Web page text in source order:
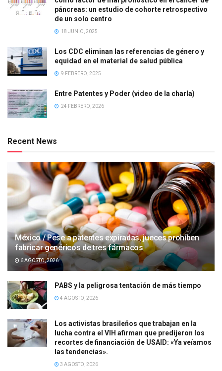
páncreas: un estudio de cohorte retrospectivo
de un solo centro
18 JUNIO, 2025
Los CDC eliminan las referencias de género y
equidad en el material de salud pública
9 FEBRERO, 2025
Entre Patentes y Poder (video de la charla)
24 FEBRERO, 2026
Recent News
México / Pese a patentes expiradas, jueces prohíben
fabricar genéricos de tres fármacos
6 AGOSTO, 2026
PABS y la peligrosa tentación de más tiempo
4 AGOSTO, 2026
Los activistas brasileños que trabajan en la
lucha contra el VIH afirman que predijeron los
recortes de financiación de USAID: «Ya veíamos
las tendencias».
3 AGOSTO, 2026